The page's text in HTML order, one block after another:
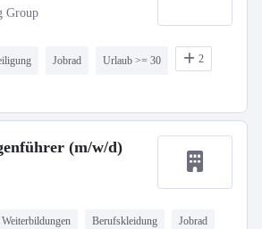
Group
Jobrad Urlaub >= 30 2
(m/w/d)
Weiterbildungen Berufskleidung Jobrad